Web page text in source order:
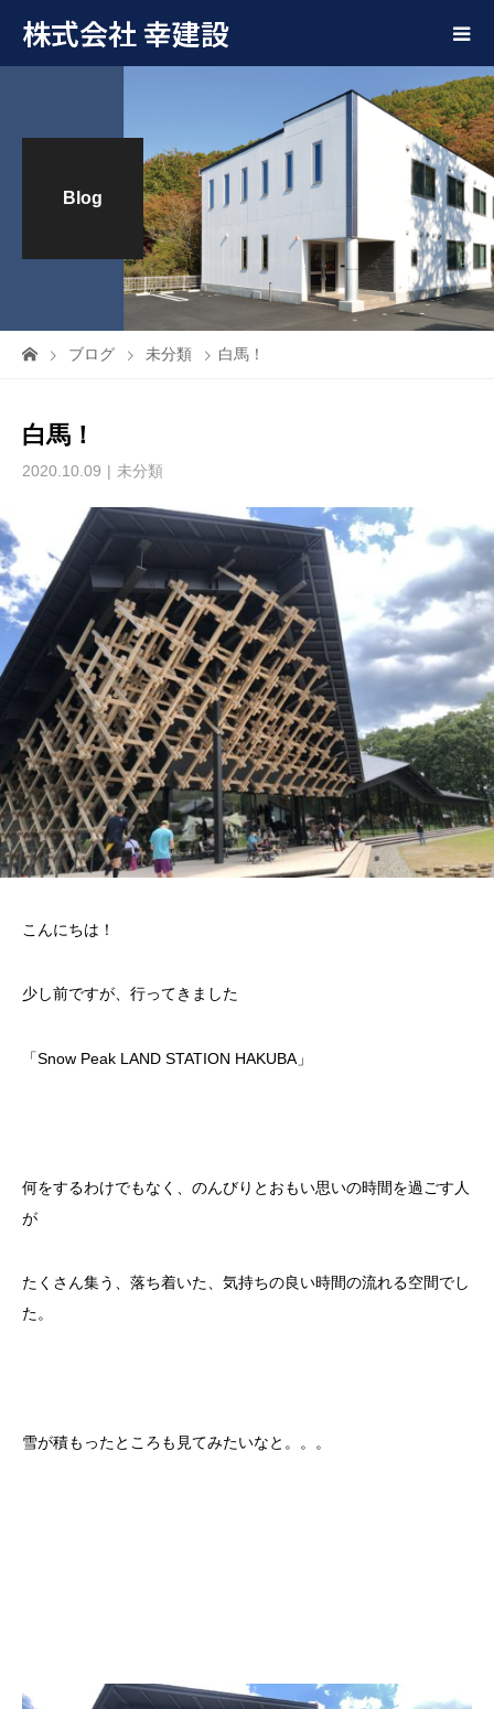
株式会社 幸建設
Blog
ブログ 未分類 白馬！
白馬！
2020.10.09 未分類
こんにちは！
少し前ですが、行ってきました
「Snow Peak LAND STATION HAKUBA」
何をするわけでもなく、のんびりとおもい思いの時間を過ごす人
が
たくさん集う、落ち着いた、気持ちの良い時間の流れる空間でし
た。
雪が積もったところも見てみたいなと。。。